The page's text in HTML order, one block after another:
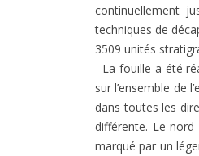
continuellement
techniques de
3509 unités
La fouille a été
sur l’ensemble de
dans toutes les
différente. Le
marqué par un